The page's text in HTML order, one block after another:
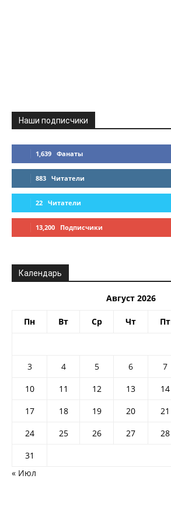
Наши подписчики
1,639 Фанаты
883 Читатели
22 Читатели
13,200 Подписчики
Календарь
Август 2026
Пн Вт Ср Чт Пт
3
4 5 6 7
10
11 12 13 14
17
18 19 20 21
24
25 26 27 28
31
« Июл